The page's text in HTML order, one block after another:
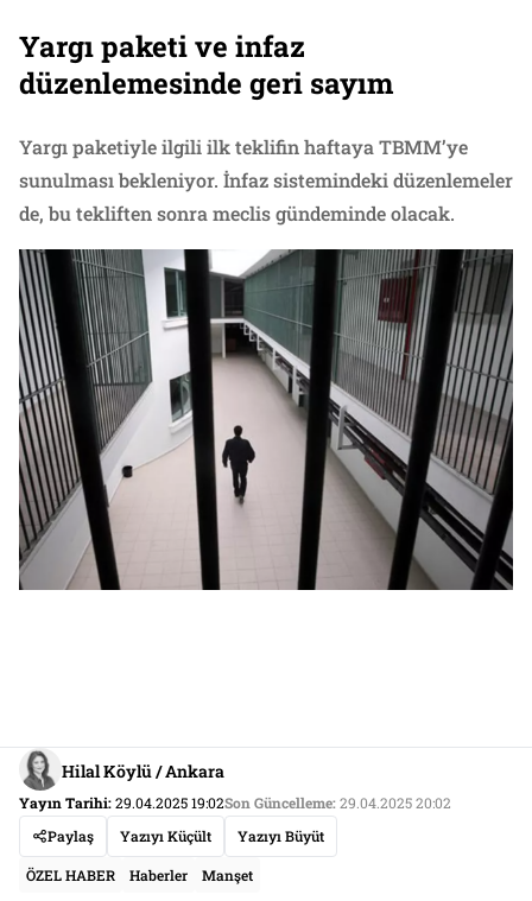
Yargı paketi ve infaz
düzenlemesinde geri sayım
Yargı paketiyle ilgili ilk teklifin haftaya TBMM’ye
sunulması bekleniyor. İnfaz sistemindeki düzenlemeler
de, bu tekliften sonra meclis gündeminde olacak.
Hilal Köylü / Ankara
Yayın Tarihi:29.04.2025 19:02Son Güncelleme:29.04.2025 20:02
Paylaş
Yazıyı Küçült Yazıyı Büyüt
ÖZEL HABER Haberler Manşet